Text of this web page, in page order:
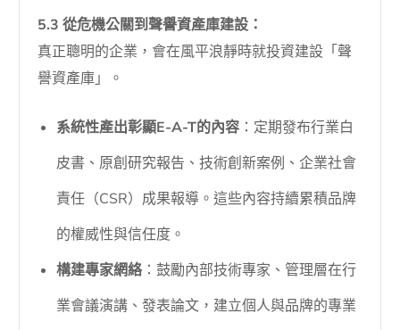
5.3 從危機公關到聲譽資產庫建設：
真正聰明的企業，會在風平浪靜時就投資建設「聲
譽資產庫」。
系統性產出彰顯E-A-T的內容 ：定期發布行業白
皮書、原創研究報告、技術創新案例、企業社會
責任（CSR）成果報導。這些內容持續累積品牌
的權威性與信任度。
構建專家網絡：鼓勵內部技術專家、管理層在行
業會議演講、發表論文，建立個人與品牌的專業